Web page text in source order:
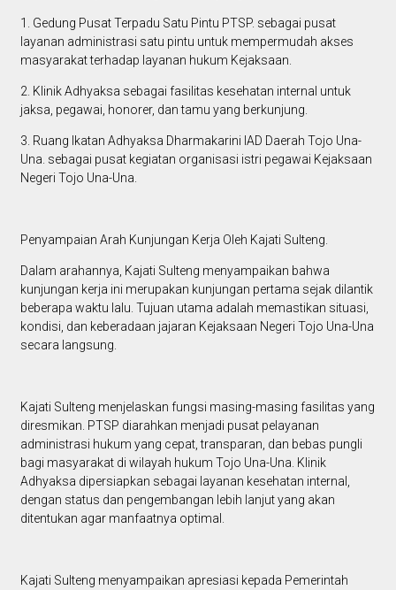
1. Gedung Pusat Terpadu Satu Pintu PTSP. sebagai pusat
layanan administrasi satu pintu untuk mempermudah akses
masyarakat terhadap layanan hukum Kejaksaan.
2. Klinik Adhyaksa sebagai fasilitas kesehatan internal untuk
jaksa, pegawai, honorer, dan tamu yang berkunjung.
3. Ruang Ikatan Adhyaksa Dharmakarini IAD Daerah Tojo Una-
Una. sebagai pusat kegiatan organisasi istri pegawai Kejaksaan
Negeri Tojo Una-Una.
Penyampaian Arah Kunjungan Kerja Oleh Kajati Sulteng.
Dalam arahannya, Kajati Sulteng menyampaikan bahwa
kunjungan kerja ini merupakan kunjungan pertama sejak dilantik
beberapa waktu lalu. Tujuan utama adalah memastikan situasi,
kondisi, dan keberadaan jajaran Kejaksaan Negeri Tojo Una-Una
secara langsung.
Kajati Sulteng menjelaskan fungsi masing-masing fasilitas yang
diresmikan. PTSP diarahkan menjadi pusat pelayanan
administrasi hukum yang cepat, transparan, dan bebas pungli
bagi masyarakat di wilayah hukum Tojo Una-Una. Klinik
Adhyaksa dipersiapkan sebagai layanan kesehatan internal,
dengan status dan pengembangan lebih lanjut yang akan
ditentukan agar manfaatnya optimal.
Kajati Sulteng menyampaikan apresiasi kepada Pemerintah